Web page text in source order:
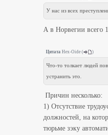
У нас из всех
А в Норвегии всего
Цитата Hex-Oide ( )
Что-то толкает людей
устранить это.
Причин несколько:
1) Отсутствие
должностей, на
тюрьме зэку